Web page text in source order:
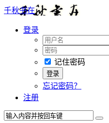
千秋书在
登录
记住密码
忘记密码？
注册